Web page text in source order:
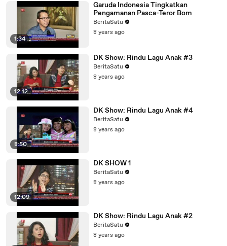
1:34
Garuda Indonesia Tingkatkan
Pengamanan Pasca-Teror Bom
BeritaSatu
8 years ago
12:12
DK Show: Rindu Lagu Anak #3
BeritaSatu
8 years ago
8:50
DK Show: Rindu Lagu Anak #4
BeritaSatu
8 years ago
12:09
DK SHOW 1
BeritaSatu
8 years ago
DK Show: Rindu Lagu Anak #2
BeritaSatu
8 years ago